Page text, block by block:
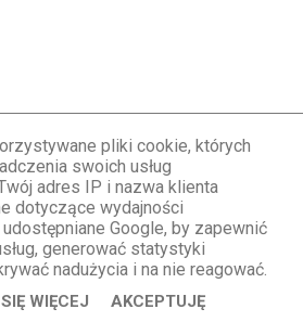
STARSZY POST »
MNIE
pliki cookie, których
swoich usług
adres IP i nazwa klienta
dotyczące wydajności
Google, by zapewnić
generować statystyki
nadużycia i na nie reagować.
WIĘCEJ AKCEPTUJĘ